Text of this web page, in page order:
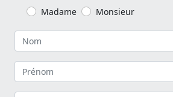
Madame Monsieur